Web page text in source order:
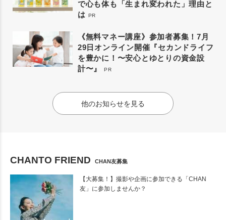
で心も体も「生まれ変われた」理由と
は PR
《無料マネー講座》参加者募集！7月
29日オンライン開催『セカンドライフ
を豊かに！〜安心とゆとりの資金設
計〜』
PR
他のお知らせを見る
CHANTO FRIEND CHAN友募集
【大募集！】撮影や企画に参加できる「CHAN
友」に参加しませんか？